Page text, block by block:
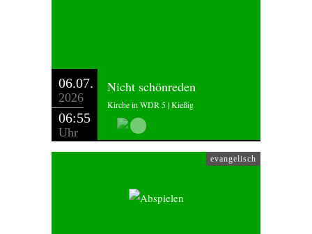
06.07.
2026
06:55
Uhr
Nicht schönreden
Kirche in WDR 5 | Kießig
evangelisch